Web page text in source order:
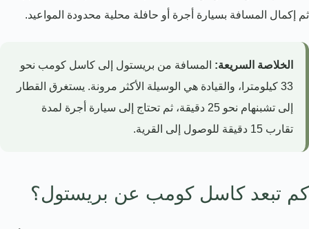
ثم إكمال المسافة بسيارة أجرة أو حافلة محلية محدودة المواعيد.
الخلاصة السريعة: المسافة من بريستول إلى كاسل كومب نحو
33 كيلومترا، والقيادة هي الوسيلة الأكثر مرونة. يستغرق القطار
إلى تشبنهام نحو 25 دقيقة، ثم تحتاج إلى سيارة أجرة لمدة
تقارب 15 دقيقة للوصول إلى القرية.
كم تبعد كاسل كومب عن بريستول؟